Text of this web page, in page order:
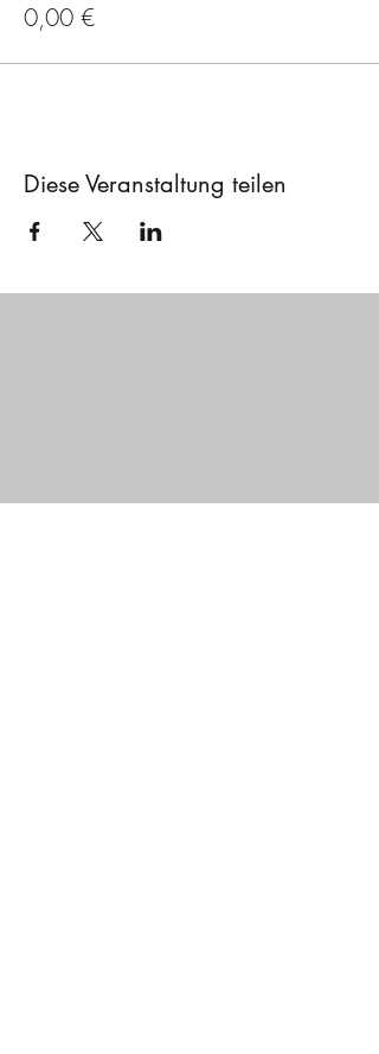
0,00 €
Diese Veranstaltung teilen